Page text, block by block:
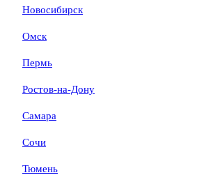
Новосибирск
Омск
Пермь
Ростов-на-Дону
Самара
Сочи
Тюмень